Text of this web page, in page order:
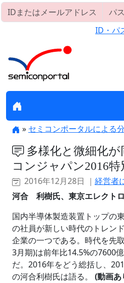
ID・パ
» セミコンポータルによる
多様化と微細化が
コンジャパン2016
2016年12月28日 ｜ 経営者
河合 利樹氏、東京エレクト
国内半導体製造装置トップの
の社員が新しい時代のトレン
企業の一つである。時代を先
3月期)は前年比14.5%の7600
だ。2016年をどう総括し、
の河合利樹氏は語る。 (動画あ